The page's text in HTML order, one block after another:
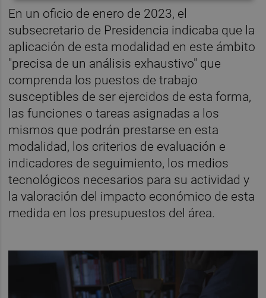
En un oficio de enero de 2023, el
subsecretario de Presidencia indicaba que la
aplicación de esta modalidad en este ámbito
"precisa de un análisis exhaustivo" que
comprenda los puestos de trabajo
susceptibles de ser ejercidos de esta forma,
las funciones o tareas asignadas a los
mismos que podrán prestarse en esta
modalidad, los criterios de evaluación e
indicadores de seguimiento, los medios
tecnológicos necesarios para su actividad y
la valoración del impacto económico de esta
medida en los presupuestos del área.